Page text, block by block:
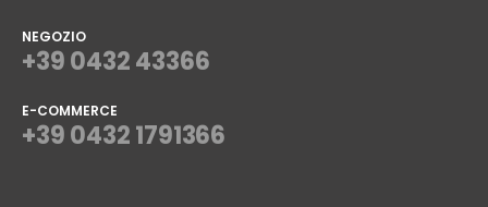
NEGOZIO
+39 0432 43366
E-COMMERCE
+39 0432 1791366